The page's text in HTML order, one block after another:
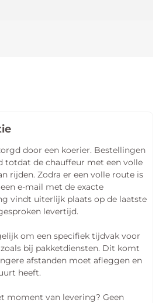
door een koerier. Bestellingen
totdat de chauffeur met een volle
rijden. Zodra er een volle route is
e-mail met de exacte
vindt uiterlijk plaats op de laatste
levertijd.
om een specifiek tijdvak voor
bij pakketdiensten. Dit komt
afstanden moet afleggen en
heeft.
moment van levering? Geen